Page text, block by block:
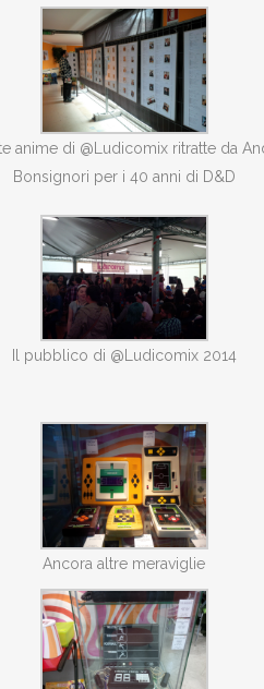
anime di @Ludicomix ritratte da
Bonsignori per i 40 anni di D&D
Il pubblico di @Ludicomix 2014
Ancora altre meraviglie